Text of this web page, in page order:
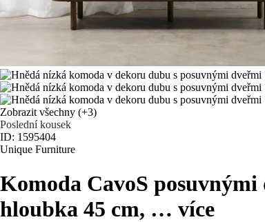
Zobrazit všechny (+3)
Poslední kousek
ID: 1595404
Unique Furniture
Komoda CavoS
hloubka 45 cm, … více